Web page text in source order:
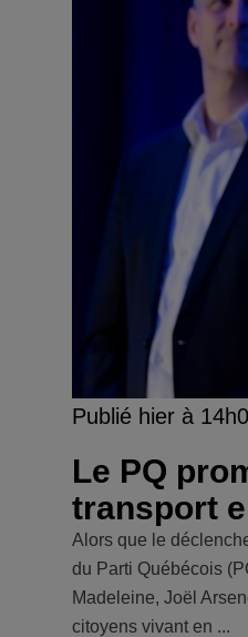
Publié hier à
Le PQ
transport
Alors que le
du Parti Québécois
Madeleine, Joël
citoyens vivant en ...